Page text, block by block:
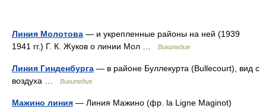
Линия Молотова — и укрепленные районы на ней (1939
1941 гг.) Г. К. Жуков о линии Мол …
Википедия
Линия Гинденбурга — в районе Буллекурта (Bullecourt), вид с
воздуха …
Википедия
Мажино линия — Линия Мажино (фр. la Ligne Maginot)